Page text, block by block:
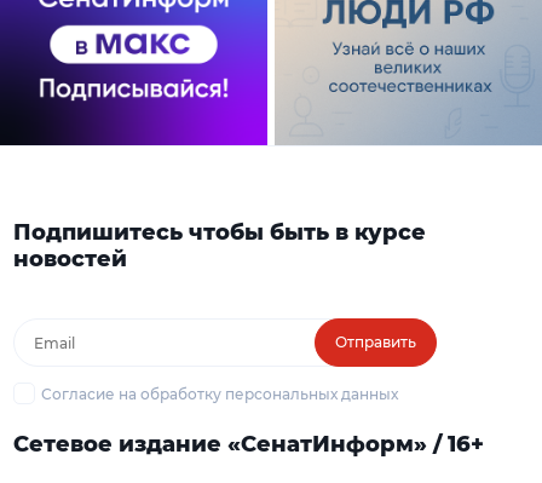
Подпишитесь чтобы быть в курсе
новостей
Отправить
Согласие на обработку персональных данных
Сетевое издание «СенатИнформ» / 16+